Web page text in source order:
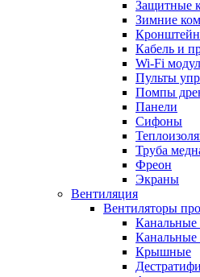
Защитные
Зимние
Кабель и
Wi-Fi
Пульты
Помпы
Панели
Сифоны
Труба
Фреон
Экраны
Вентиляция
Вентиляторы
Канальные
Канальные
Крышные